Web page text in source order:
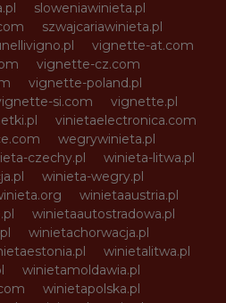
sloweniawinieta.pl
szwajcariawinieta.pl
vignette-at.com
vignette-cz.com
vignette-poland.pl
si.com
vignette.pl
vinietaelectronica.com
wegrywinieta.pl
czechy.pl
winieta-litwa.pl
winieta-wegry.pl
winietaaustria.pl
winietaautostradowa.pl
winietachorwacja.pl
winietalitwa.pl
winietamoldawia.pl
winietapolska.pl